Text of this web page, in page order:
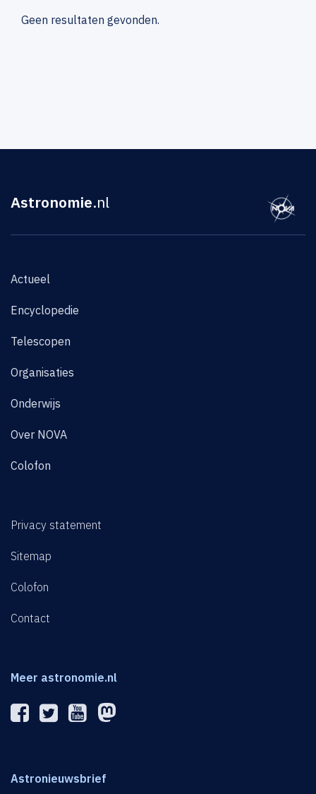
Geen resultaten gevonden.
Astronomie.nl
Actueel
Encyclopedie
Telescopen
Organisaties
Onderwijs
Over NOVA
Colofon
Privacy statement
Sitemap
Colofon
Contact
Meer astronomie.nl
Astronieuwsbrief